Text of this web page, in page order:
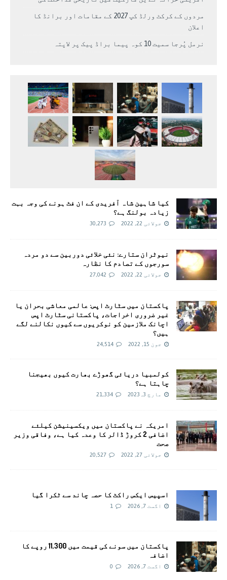
مردوں کے کرکٹ ورلڈ کپ 2027 کے مقامات اور برانڈ کا
اعلان
نرمل پُرجا سمیت 10 کوہ پیما براڈ پیک پر لاپتہ
کیا شاہین شاہ آفریدی کے ان فٹ ہونے کی وجہ بہت
زیادہ بولنگ ہے؟
جولائی 22, 2022 30,273
نیوٹران ستارے: نئی خلائی دوربین سے دو مردہ
سورجوں کے تصادم کا نظارہ
جولائی 22, 2022 27,042
پاکستان میں سٹارٹ اپس: عالمی معاشی بحران یا
غیر ضروری اخراجات، پاکستانی سٹارٹ اپس
اچانک ملازمین کو نوکریوں سے کیوں نکالنے لگے
ہیں؟
جون 15, 2022 24,514
کولمبیا دریائی گھوڑے بھارت کیوں بھیجنا
چاہتا ہے؟
مارچ 3, 2023 21,334
امريکہ نے پاکستان میں ویکسینیشن کیلئے
اضافی 2 کروڑ ڈالر کا وعدہ کیا ہے، وفاقی وزیر
صحت
جولائی 27, 2022 20,527
اسپیس ایکس راکٹ کا حصہ چاند سے ٹکرا گیا
اگست 7, 2026 1
پاکستان میں سونے کی قیمت میں 11,300 روپے کا
اضافہ
اگست 7, 2026 0